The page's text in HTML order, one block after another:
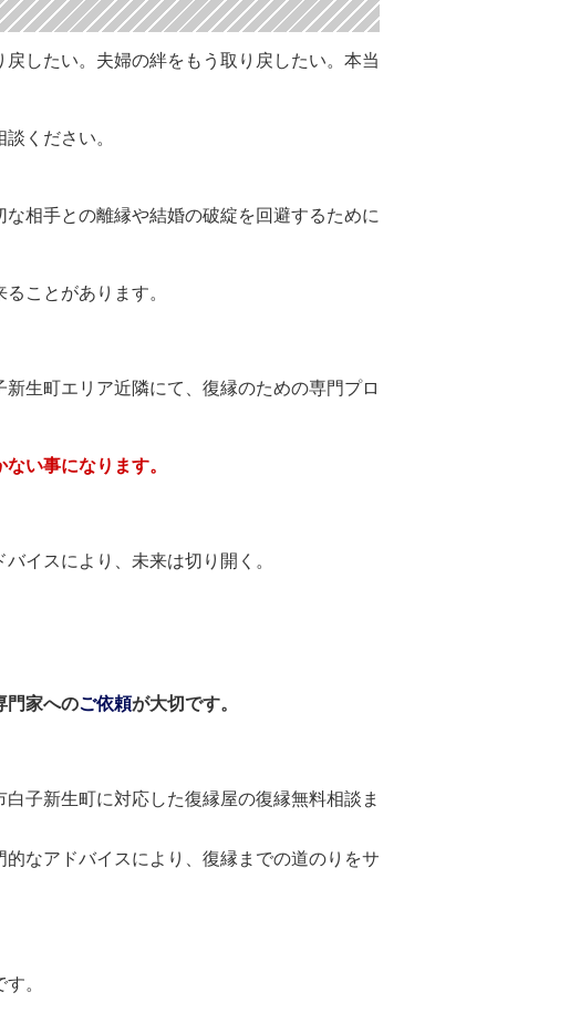
したい。夫婦の絆をもう取り戻したい。本当
ください。
相手との離縁や結婚の破綻を回避するために
ことがあります。
新生町エリア近隣にて、復縁のための専門プロ
い事になります。
イスにより、未来は切り開く。
門家へのご依頼が大切です。
子新生町に対応した復縁屋の復縁無料相談ま
なアドバイスにより、復縁までの道のりをサ
。